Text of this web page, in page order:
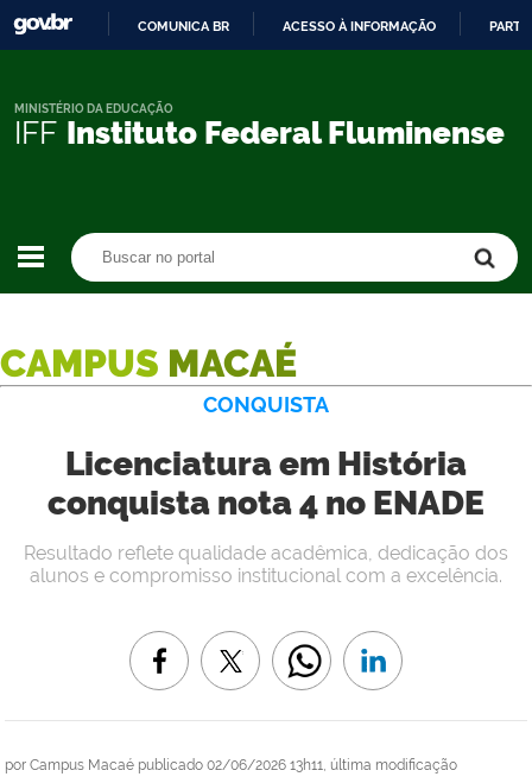
CONTEÚDO
COMUNICA BR ACESSO À INFORMAÇÃO
IFF Instituto Federal Fluminense
MINISTÉRIO DA EDUCAÇÃO
CAMPUS MACAÉ
CONQUISTA
Licenciatura em História
conquista nota 4 no ENADE
por Campus Macaé publicado 02/06/2026 13h11, última modificação
Resultado reflete qualidade acadêmica, dedicação dos
alunos e compromisso institucional com a excelência.